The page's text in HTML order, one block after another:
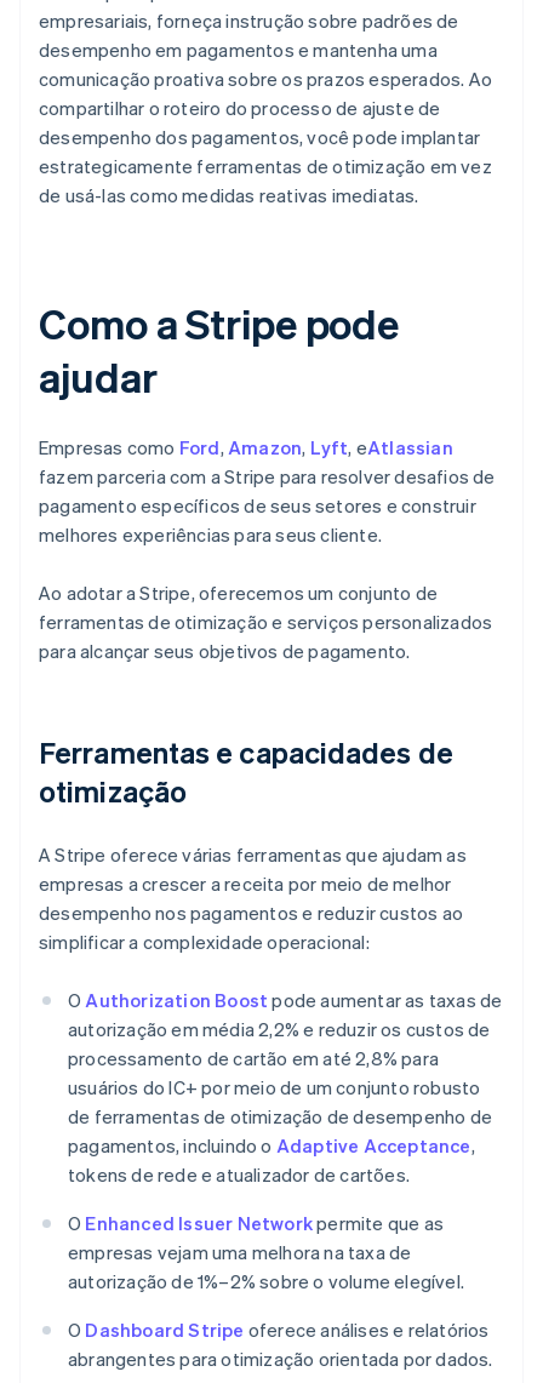
empresariais, forneça instrução sobre padrões de
desempenho em pagamentos e mantenha uma
comunicação proativa sobre os prazos esperados. Ao
compartilhar o roteiro do processo de ajuste de
desempenho dos pagamentos, você pode implantar
estrategicamente ferramentas de otimização em vez
de usá-las como medidas reativas imediatas.
Como a Stripe pode
ajudar
Empresas como Ford,Amazon, Lyft, eAtlassian
fazem parceria com a Stripe para resolver desafios de
pagamento específicos de seus setores e construir
melhores experiências para seus cliente.
Ao adotar a Stripe, oferecemos um conjunto de
ferramentas de otimização e serviços personalizados
para alcançar seus objetivos de pagamento.
Ferramentas e capacidades de
otimização
A Stripe oferece várias ferramentas que ajudam as
empresas a crescer a receita por meio de melhor
desempenho nos pagamentos e reduzir custos ao
simplificar a complexidade operacional:
OAuthorization Boost pode aumentar as taxas de
autorização em média 2,2% e reduzir os custos de
processamento de cartão em até 2,8% para
usuários do IC+ por meio de um conjunto robusto
de ferramentas de otimização de desempenho de
pagamentos, incluindo o Adaptive Acceptance,
tokens de rede e atualizador de cartões.
O Enhanced Issuer Networkpermite que as
empresas vejam uma melhora na taxa de
autorização de 1%–2% sobre o volume elegível.
O Dashboard Stripe oferece análises e relatórios
abrangentes para otimização orientada por dados.